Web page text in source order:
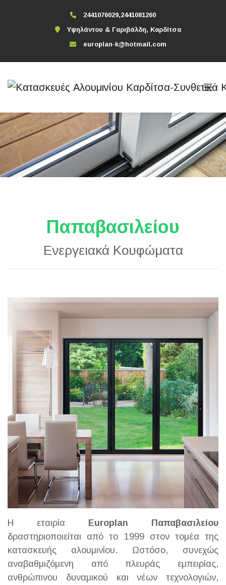
2441076029,2441081260
Υψηλάντου & Γαριβάλδη, Καρδίτσα
europlan-k@hotmail.com
Παπαβασιλείου
Ενεργειακά Κουφώματα
Η εταιρία
Europlan Παπαβασιλείου
δραστηριοποιείται από το 1999 στον τομέα της
κατασκευής αλουμινίου. Ωστόσο, συνεχώς
αναβαθμιζόμενη από πλευράς εμπειρίας,
ανθρώπινου δυναμικού και νέων τεχνολογιών,